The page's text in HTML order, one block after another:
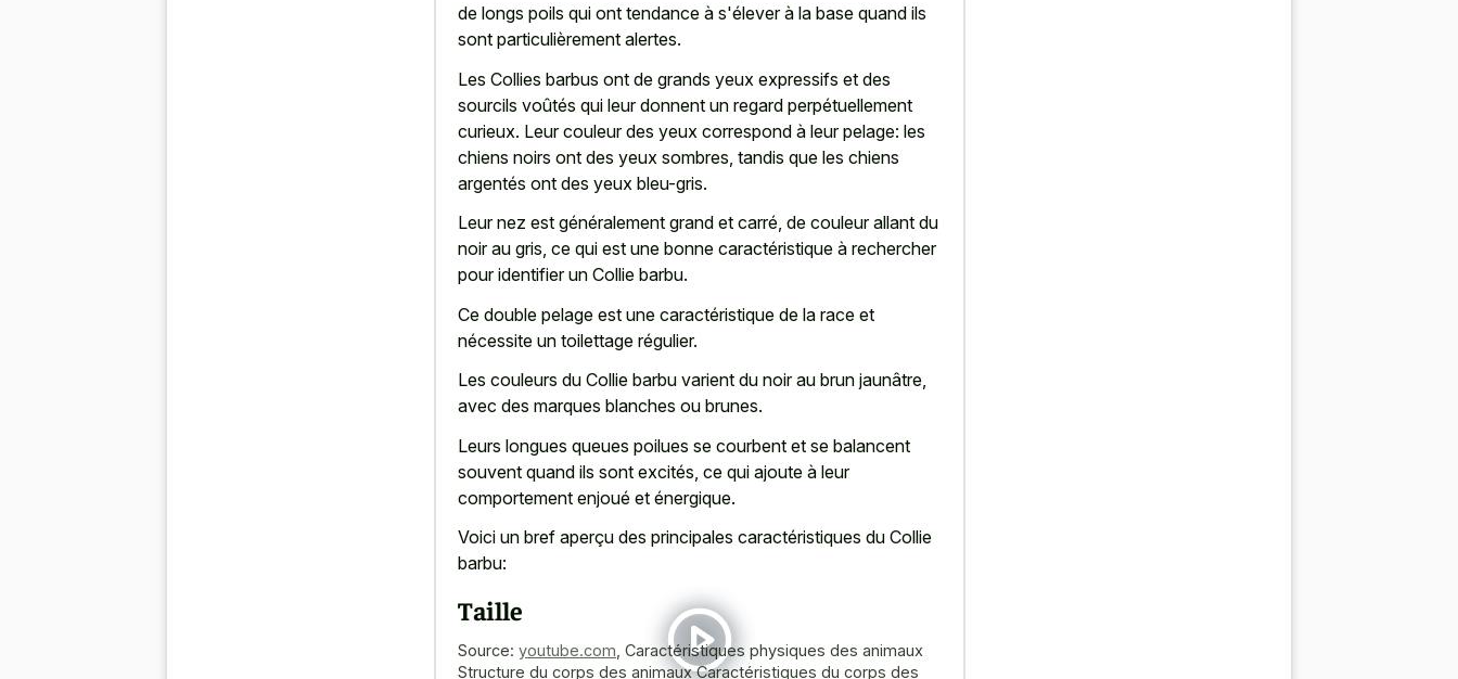
de longs poils qui ont tendance à s'élever à la base quand ils
sont particulièrement alertes.
Les Collies barbus ont de grands yeux expressifs et des
sourcils voûtés qui leur donnent un regard perpétuellement
curieux. Leur couleur des yeux correspond à leur pelage: les
chiens noirs ont des yeux sombres , tandis que les chiens
argentés ont des yeux bleu-gris.
Leur nez est généralement grand et carré, de couleur allant du
noir au gris, ce qui est une bonne caractéristique à rechercher
pour identifier un Collie barbu.
Ce double pelage est une caractéristique de la race et
nécessite un toilettage régulier.
Les couleurs du Collie barbu varient du noir au brun jaunâtre,
avec des marques blanches ou brunes.
Leurs longues queues poilues se courbent et se balancent
souvent quand ils sont excités, ce qui ajoute à leur
comportement enjoué et énergique.
Voici un bref aperçu des principales caractéristiques du Collie
barbu:
Taille
Source: youtube.com Caractéristiques physiques des animaux
Structure du corps des animaux Caractéristiques du corps des